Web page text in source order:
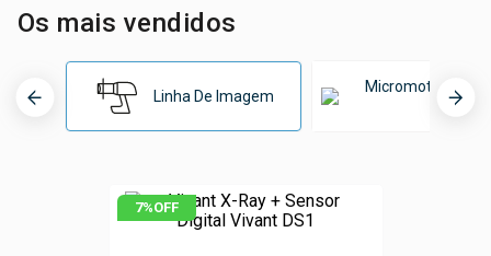
Vácuo
Cirúrgico
Os mais vendidos
Linha De Imagem
Micromotor E
Mão
7%OFF